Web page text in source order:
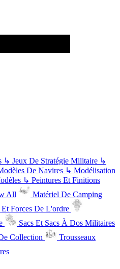
↳ Jeux De Stratégie Militaire ↳
De Navires ↳ Modélisation
↳ Peintures Et Finitions
All
Matériel De Camping
Forces De L'ordre
Sacs Et Sacs À Dos Militaires
Collection
Trousseaux